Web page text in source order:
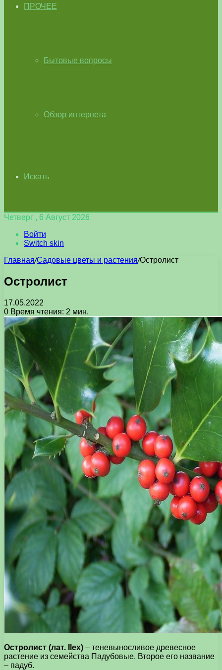
ПРОЧЕЕ
Бытовые вопросы
Обзор интернета
Искать
Четверг , 6 Август 2026
Войти
Switch skin
Главная/Садовые цветы и растения/Остролист
Остролист
17.05.2022
0 Время чтения: 2 мин.
Остролист (лат. Ilex) – теневыносливое древесное
растение из семейства Падубовые. Второе его название
– падуб.